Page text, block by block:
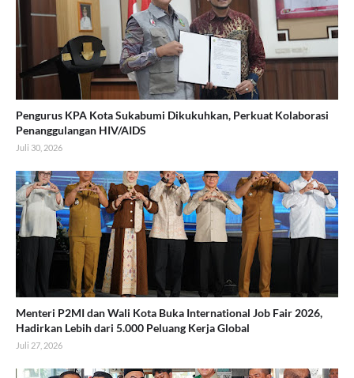
Pengurus KPA Kota Sukabumi Dikukuhkan, Perkuat Kolaborasi
Penanggulangan HIV/AIDS
Juli 30, 2026
Menteri P2MI dan Wali Kota Buka International Job Fair 2026,
Hadirkan Lebih dari 5.000 Peluang Kerja Global
Juli 27, 2026